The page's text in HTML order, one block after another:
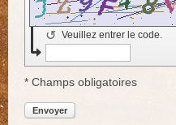
Veuillez entrer le code.
↺
* Champs obligatoires
Envoyer